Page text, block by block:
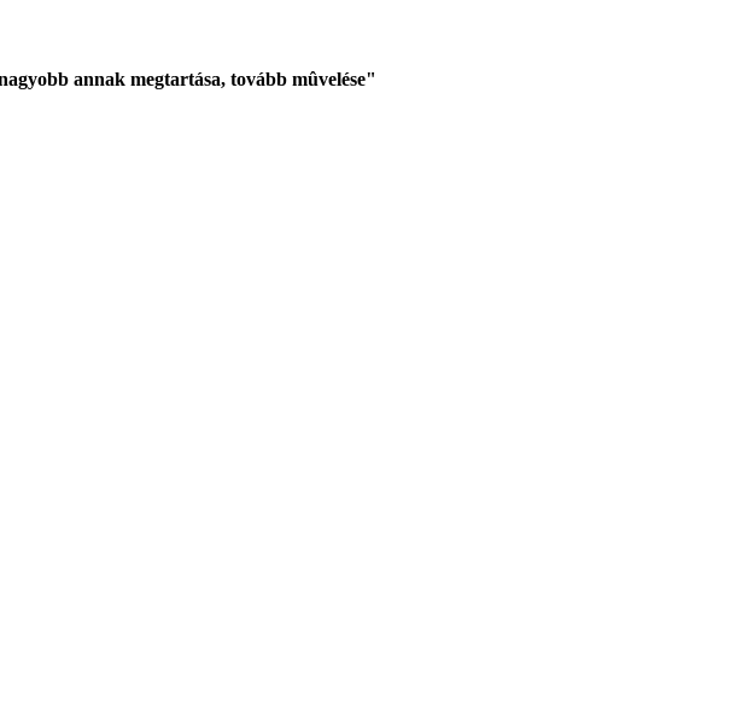
annak megtartása, tovább mûvelése"